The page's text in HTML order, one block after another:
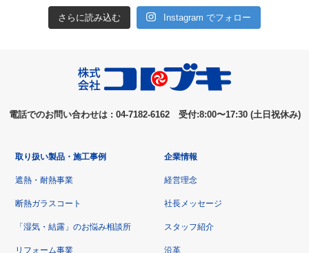
さらに読み込む Instagram でフォロー
電話でのお問い合わせは : 04-7182-6162 受付:8:00〜17:30 (土日祝休み)
取り扱い製品・施工事例
遮熱・耐熱事業
断熱ガラスコート
「湿気・結露」のお悩み相談所
リフォーム事業
企業情報
経営理念
社長メッセージ
スタッフ紹介
沿革